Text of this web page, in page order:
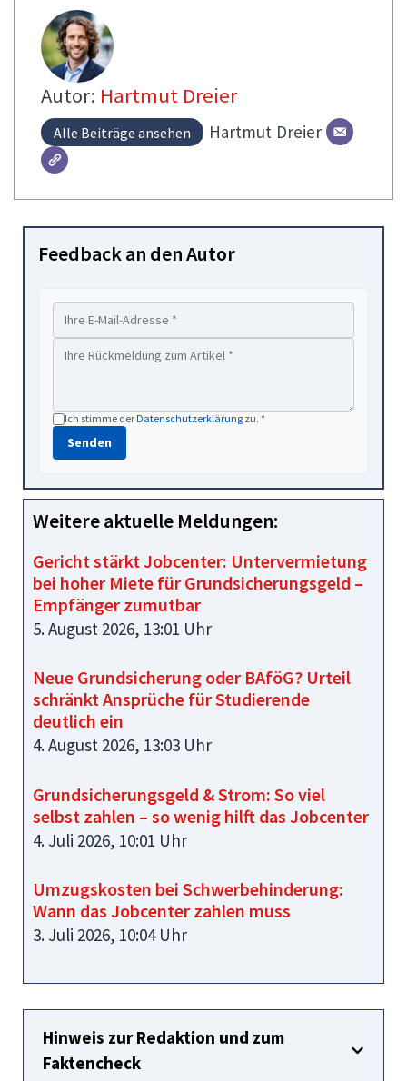
Autor: Hartmut Dreier
Alle Beiträge ansehen Hartmut Dreier
Feedback an den Autor
Ich stimme derDatenschutzerklärung zu. *
Senden
Weitere aktuelle Meldungen:
Gericht stärkt Jobcenter: Untervermietung
bei hoher Miete für Grundsicherungsgeld –
Empfänger zumutbar
5. August 2026, 13:01 Uhr
Neue Grundsicherung oder BAföG? Urteil
schränkt Ansprüche für Studierende
deutlich ein
4. August 2026, 13:03 Uhr
Grundsicherungsgeld & Strom: So viel
selbst zahlen – so wenig hilft das Jobcenter
4. Juli 2026, 10:01 Uhr
Umzugskosten bei Schwerbehinderung:
Wann das Jobcenter zahlen muss
3. Juli 2026, 10:04 Uhr
Hinweis zur Redaktion und zum
Faktencheck